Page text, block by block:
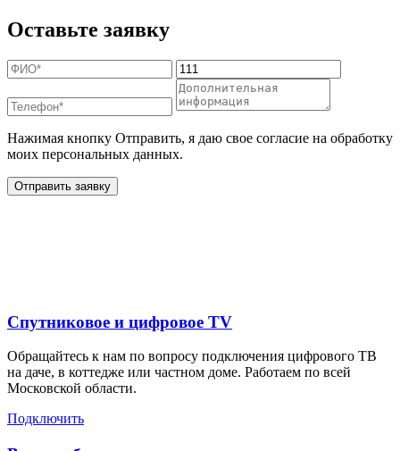
Оставьте заявку
Нажимая кнопку Отправить, я даю свое согласие на обработку
моих персональных данных.
Отправить заявку
Спутниковое и цифровое TV
Обращайтесь к нам по вопросу подключения цифрового ТВ
на даче, в коттедже или частном доме. Работаем по всей
Московской области.
Подключить